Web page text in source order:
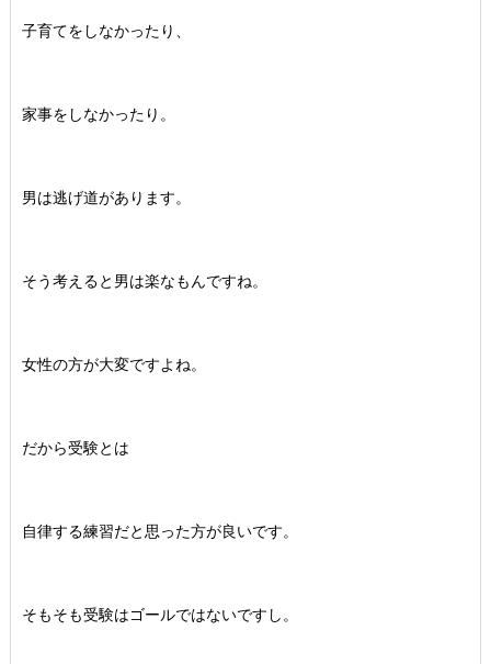
子育てをしなかったり、
家事をしなかったり。
男は逃げ道があります。
そう考えると男は楽なもんですね。
女性の方が大変ですよね。
だから受験とは
自律する練習だと思った方が良いです。
そもそも受験はゴールではないですし。